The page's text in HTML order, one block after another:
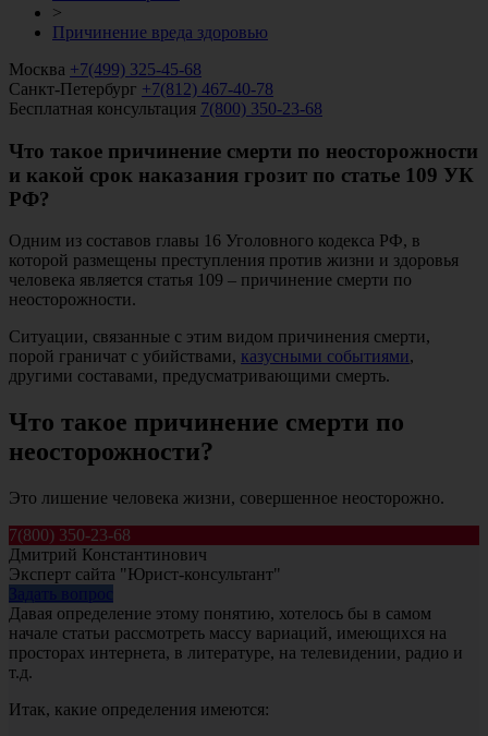
>
Причинение вреда здоровью
Москва +7(499) 325-45-68
Санкт-Петербург +7(812) 467-40-78
Бесплатная консультация 7(800) 350-23-68
Что такое причинение смерти по неосторожности
и какой срок наказания грозит по статье 109 УК
РФ?
Одним из составов главы 16 Уголовного кодекса РФ, в
которой размещены преступления против жизни и здоровья
человека является статья 109 – причинение смерти по
неосторожности.
Ситуации, связанные с этим видом причинения смерти,
порой граничат с убийствами, казусными событиями,
другими составами, предусматривающими смерть.
Что такое причинение смерти по
неосторожности?
Это лишение человека жизни, совершенное неосторожно.
7(800) 350-23-68
Дмитрий Константинович
Эксперт сайта "Юрист-консультант"
Давая определение этому понятию, хотелось бы в самом
начале статьи рассмотреть массу вариаций, имеющихся на
просторах интернета, в литературе, на телевидении, радио и
т.д.
Итак, какие определения имеются: